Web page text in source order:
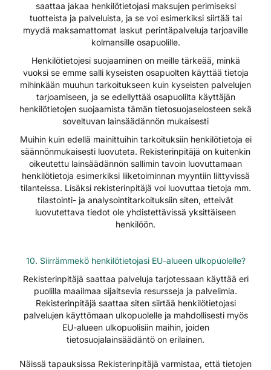
saattaa jakaa henkilötietojasi maksujen perimiseksi
tuotteista ja palveluista, ja se voi esimerkiksi siirtää tai
myydä maksamattomat laskut perintäpalveluja tarjoaville
kolmansille osapuolille.
Henkilötietojesi suojaaminen on meille tärkeää, minkä
vuoksi se emme salli kyseisten osapuolten käyttää tietoja
mihinkään muuhun tarkoitukseen kuin kyseisten palvelujen
tarjoamiseen, ja se edellyttää osapuolilta käyttäjän
henkilötietojen suojaamista tämän tietosuojaselosteen sekä
soveltuvan lainsäädännön mukaisesti
Muihin kuin edellä mainittuihin tarkoituksiin henkilötietoja ei
säännönmukaisesti luovuteta. Rekisterinpitäjä on kuitenkin
oikeutettu lainsäädännön sallimin tavoin luovuttamaan
henkilötietoja esimerkiksi liiketoiminnan myyntiin liittyvissä
tilanteissa. Lisäksi rekisterinpitäjä voi luovuttaa tietoja mm.
tilastointi- ja analysointitarkoituksiin siten, etteivät
luovutettava tiedot ole yhdistettävissä yksittäiseen
henkilöön.
10. Siirrämmekö henkilötietojasi EU-alueen ulkopuolelle?
Rekisterinpitäjä saattaa palveluja tarjotessaan käyttää eri
puolilla maailmaa sijaitsevia resursseja ja palvelimia.
Rekisterinpitäjä saattaa siten siirtää henkilötietojasi
palvelujen käyttömaan ulkopuolelle ja mahdollisesti myös
EU-alueen ulkopuolisiin maihin, joiden
tietosuojalainsäädäntö on erilainen.
Näissä tapauksissa Rekisterinpitäjä varmistaa, että tietojen